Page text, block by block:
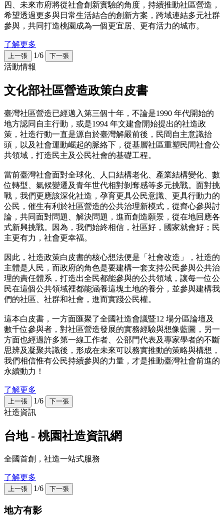
四、未來市府將從社會創新實驗的角度，持續推動社區營造，
希望透過更多與日常生活結合的創新方案，跨域連結多元社群
參與，共同打造桃園成為一個更宜居、更有活力的城市。
了解更多
上一張 1/6 下一張
活動情報
文化部社區營造政策白皮書
臺灣社區營造已經邁入第三個十年，不論是1990 年代開始的
地方認同自主行動，或是1994 年文建會開始提出的社造政
策，社造行動一直是源自於臺灣解嚴前後，民間自主意識抬
頭，以及社會運動崛起的脈絡下，從基層社區重塑民間社會公
共領域，打造民主及公民社會的基礎工程。
當前臺灣社會面對全球化、人口結構老化、產業結構變化、數
位轉型、氣候變遷及青年世代相對剝奪感等多元挑戰。面對挑
戰，我們更應該深化社造，孕育更具公民意識、更具行動力的
公民，催生有利於社區營造的公共治理新模式，從齊心參與討
論，共同面對問題、解決問題，進而創造願景，從在地回應各
式新興挑戰。因為，我們始終相信，社區好，國家就會好；民
主更有力，社會更幸福。
因此，社造政策白皮書的核心想法便是「社會改造」，社造的
主體是人民，而政府的角色是要建構一套支持公民參與公共治
理的責任體系，打造出全民都能參與的公共領域，讓每一位公
民在這個公共領域裡都能涵養這塊土地的養分，並參與建構我
們的社區、社群和社會，進而實踐公民權。
這本白皮書，一方面匯聚了全國社造會議暨12 場分區論壇及
數千位參與者，對社區營造發展的實務經驗與想像藍圖，另一
方面也經過許多第一線工作者、公部門代表及專家學者的不斷
思辨及凝聚共識後，形成在未來可以務實推動的策略與構想，
我們相信惟有公民持續參與的力量，才是推動臺灣社會前進的
永續動力！
了解更多
上一張 1/6 下一張
社造資訊
台地 - 桃園社造資訊網
全國首創，社造一站式服務
了解更多
上一張 1/6 下一張
地方有影